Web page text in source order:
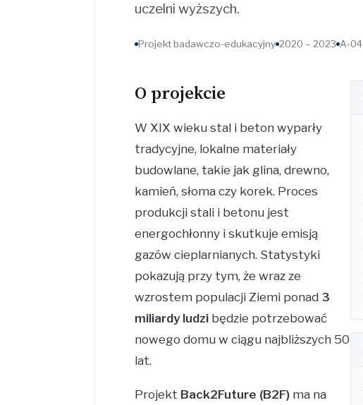
uczelni wyższych.
Projekt badawczo-edukacyjny 2020 – 2023 A-04
O projekcie
W XIX wieku stal i beton wyparły
tradycyjne, lokalne materiały
budowlane, takie jak glina, drewno,
kamień, słoma czy korek. Proces
produkcji stali i betonu jest
energochłonny i skutkuje emisją
gazów cieplarnianych. Statystyki
pokazują przy tym, że wraz ze
wzrostem populacji Ziemi ponad 3
miliardy ludzi będzie potrzebować
nowego domu w ciągu najbliższych 50
lat.
Projekt Back2Future (B2F) ma na